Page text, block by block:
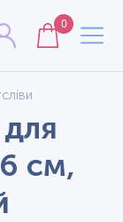
0
см,